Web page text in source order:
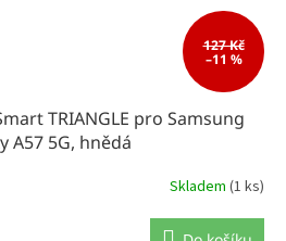
127 Kč
–11 %
TRIANGLE pro Samsung
A57 5G, hnědá
Skladem (1 ks)